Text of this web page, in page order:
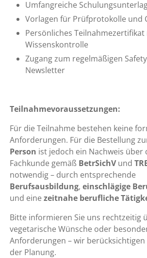
Umfangreiche
Vorlagen für Prüfprotokolle und
Persönliches
Wissenskontrolle
Zugang zum regelmäßigen
Newsletter
Teilnahmevoraussetzungen:
Für die Teilnahme bestehen keine
Anforderungen. Für die Bestellung
Person ist jedoch ein Nachweis
Fachkunde gemäß BetrSichVund
notwendig – durch entsprechende
Berufsausbildung, einschlägige
und eine zeitnahe berufliche
Bitte informieren Sie uns rechtzeitig
vegetarische Wünsche oder
Anforderungen – wir berücksichtigen
der Planung.